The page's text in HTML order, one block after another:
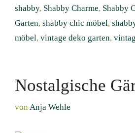
shabby, Shabby Charme, Shabby
Garten, shabby chic möbel,
möbel, vintage deko garten,
Nostalgische
von Anja Wehle